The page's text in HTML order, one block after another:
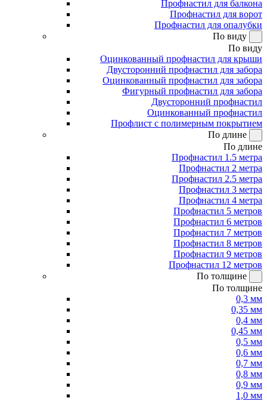
Профнастил для балкона
Профнастил для ворот
Профнастил для опалубки
По виду
По виду
Оцинкованный профнастил для крыши
Двусторонний профнастил для забора
Оцинкованный профнастил для забора
Фигурный профнастил для забора
Двусторонний профнастил
Оцинкованный профнастил
Профлист с полимерным покрытием
По длине
По длине
Профнастил 1.5 метра
Профнастил 2 метра
Профнастил 2.5 метра
Профнастил 3 метра
Профнастил 4 метра
Профнастил 5 метров
Профнастил 6 метров
Профнастил 7 метров
Профнастил 8 метров
Профнастил 9 метров
Профнастил 12 метров
По толщине
По толщине
0,3 мм
0,35 мм
0,4 мм
0,45 мм
0,5 мм
0,6 мм
0,7 мм
0,8 мм
0,9 мм
1,0 мм